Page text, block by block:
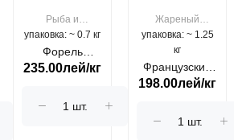
Рыба и
морепродукты
упаковка: ~ 0.7 кг
Форель
лососевая
Moldovenesc"
235.00лей/кг
Жареный
цыпленок
упаковка: ~ 1.25
кг
Французский
гриль, кг
198.00лей/кг